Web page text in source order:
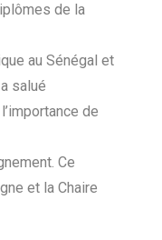
de la
au Sénégal et
salué
de
Ce
et la Chaire